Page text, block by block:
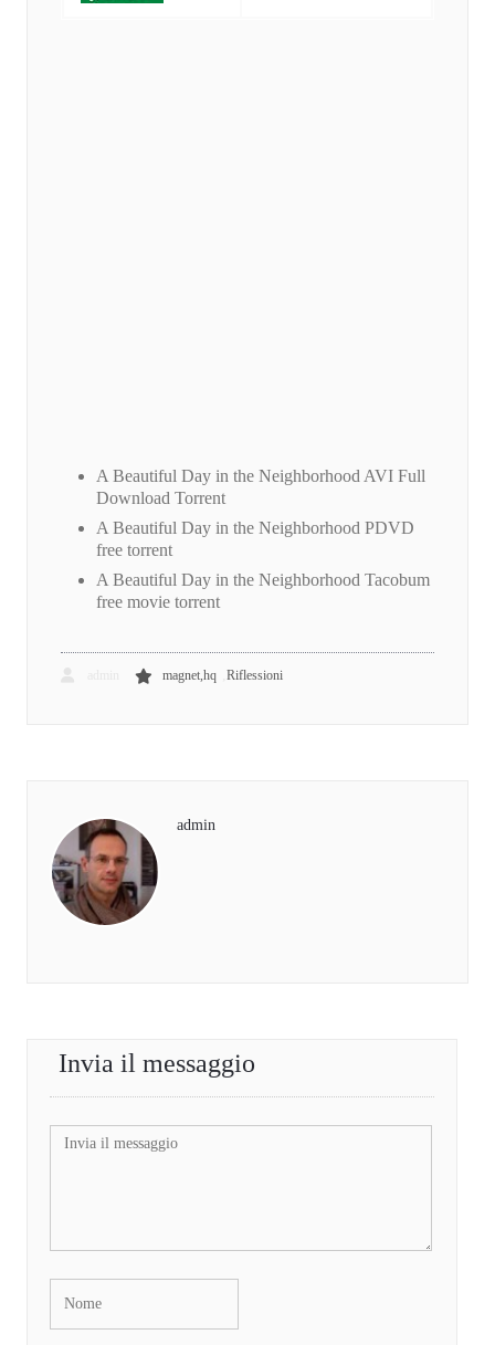
A Beautiful Day in the Neighborhood AVI Full
Download Torrent
A Beautiful Day in the Neighborhood PDVD
free torrent
A Beautiful Day in the Neighborhood Tacobum
free movie torrent
magnet,hq Riflessioni
admin
Invia il messaggio